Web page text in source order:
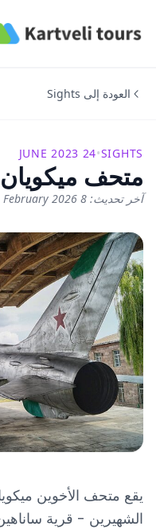
Kartveli Tours
العودة إلى Sights
SIGHTS
•
24 JUNE 2023
متحف ميكويان
آخر تحديث: 8 February 2026
يقع متحف الأخوين
الشهيرين - قرية